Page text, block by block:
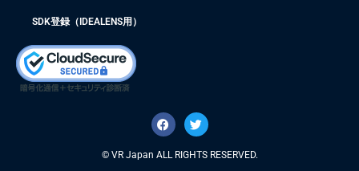
SDK登録（IDEALENS用）
© VR Japan ALL RIGHTS RESERVED.